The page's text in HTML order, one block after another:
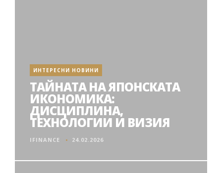
ИНТЕРЕСНИ НОВИНИ
ТАЙНАТА НА ЯПОНСКАТА
ИКОНОМИКА:
ДИСЦИПЛИНА,
ТЕХНОЛОГИИ И ВИЗИЯ
IFINANCE 24.02.2026